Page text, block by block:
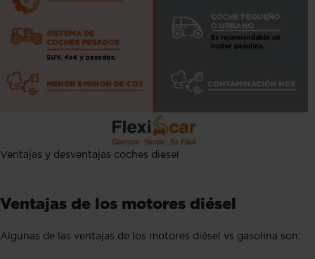
Ventajas y desventajas coches diesel
Ventajas de los motores diésel
Algunas de las ventajas de los motores diésel vs gasolina son: